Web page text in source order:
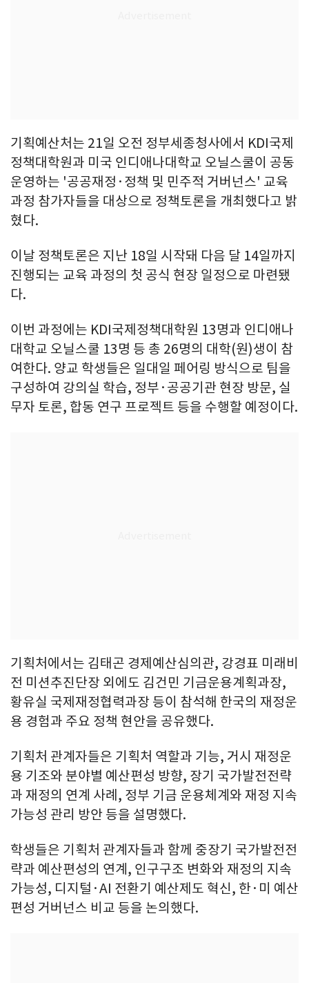
기획예산처는 21일 오전 정부세종청사에서 KDI국제
정책대학원과 미국 인디애나대학교 오닐스쿨이 공동
운영하는 '공공재정·정책 및 민주적 거버넌스' 교육
과정 참가자들을 대상으로 정책토론을 개최했다고 밝
혔다.
이날 정책토론은 지난 18일 시작돼 다음 달 14일까지
진행되는 교육 과정의 첫 공식 현장 일정으로 마련됐
다.
이번 과정에는 KDI국제정책대학원 13명과 인디애나
대학교 오닐스쿨 13명 등 총 26명의 대학(원)생이 참
여한다. 양교 학생들은 일대일 페어링 방식으로 팀을
구성하여 강의실 학습, 정부·공공기관 현장 방문, 실
무자 토론, 합동 연구 프로젝트 등을 수행할 예정이다.
기획처에서는 김태곤 경제예산심의관, 강경표 미래비
전 미션추진단장 외에도 김건민 기금운용계획과장,
황유실 국제재정협력과장 등이 참석해 한국의 재정운
용 경험과 주요 정책 현안을 공유했다.
기획처 관계자들은 기획처 역할과 기능, 거시 재정운
용 기조와 분야별 예산편성 방향, 장기 국가발전전략
과 재정의 연계 사례, 정부 기금 운용체계와 재정 지속
가능성 관리 방안 등을 설명했다.
학생들은 기획처 관계자들과 함께 중장기 국가발전전
략과 예산편성의 연계, 인구구조 변화와 재정의 지속
가능성, 디지털·AI 전환기 예산제도 혁신, 한·미 예산
편성 거버넌스 비교 등을 논의했다.